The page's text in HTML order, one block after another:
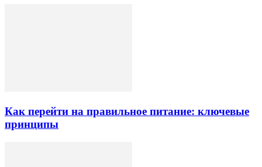
Как перейти на правильное питание: ключевые
принципы